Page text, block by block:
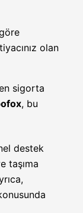
olan
sigorta
, bu
destek
taşıma